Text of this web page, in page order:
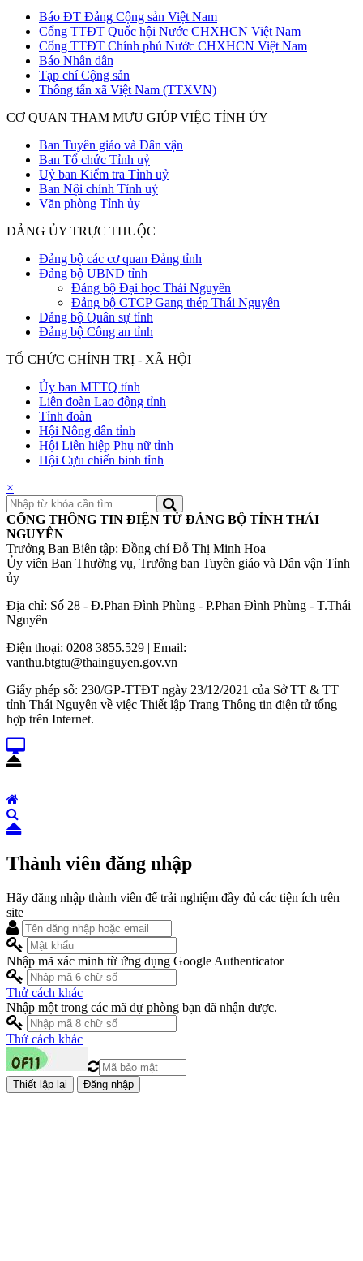
Báo ĐT Đảng Cộng sản Việt Nam
Cổng TTĐT Quốc hội Nước CHXHCN Việt Nam
Cổng TTĐT Chính phủ Nước CHXHCN Việt Nam
Báo Nhân dân
Tạp chí Cộng sản
Thông tấn xã Việt Nam (TTXVN)
CƠ QUAN THAM MƯU GIÚP VIỆC TỈNH ỦY
Ban Tuyên giáo và Dân vận
Ban Tổ chức Tỉnh uỷ
Uỷ ban Kiểm tra Tỉnh uỷ
Ban Nội chính Tỉnh uỷ
Văn phòng Tỉnh ủy
ĐẢNG ỦY TRỰC THUỘC
Đảng bộ các cơ quan Đảng tỉnh
Đảng bộ UBND tỉnh
Đảng bộ Đại học Thái Nguyên
Đảng bộ CTCP Gang thép Thái Nguyên
Đảng bộ Quân sự tỉnh
Đảng bộ Công an tỉnh
TỔ CHỨC CHÍNH TRỊ - XÃ HỘI
Ủy ban MTTQ tỉnh
Liên đoàn Lao động tỉnh
Tỉnh đoàn
Hội Nông dân tỉnh
Hội Liên hiệp Phụ nữ tỉnh
Hội Cựu chiến binh tỉnh
×
CỔNG THÔNG TIN ĐIỆN TỬ ĐẢNG BỘ TỈNH THÁI
NGUYÊN
Trưởng Ban Biên tập: Đồng chí Đỗ Thị Minh Hoa
Ủy viên Ban Thường vụ, Trưởng ban Tuyên giáo và Dân vận Tỉnh
ủy
Địa chỉ: Số 28 - Đ.Phan Đình Phùng - P.Phan Đình Phùng - T.Thái
Nguyên
Điện thoại: 0208 3855.529 | Email:
vanthu.btgtu@thainguyen.gov.vn
Giấy phép số: 230/GP-TTĐT ngày 23/12/2021 của Sở TT & TT
tỉnh Thái Nguyên về việc Thiết lập Trang Thông tin điện tử tổng
hợp trên Internet.
Thành viên đăng nhập
Hãy đăng nhập thành viên để trải nghiệm đầy đủ các tiện ích trên
site
Nhập mã xác minh từ ứng dụng Google Authenticator
Thử cách khác
Nhập một trong các mã dự phòng bạn đã nhận được.
Thử cách khác
Đăng nhập